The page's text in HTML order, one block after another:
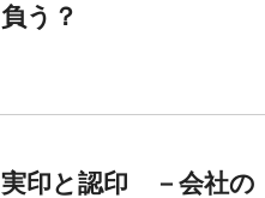
負う？
実印と認印 －会社の